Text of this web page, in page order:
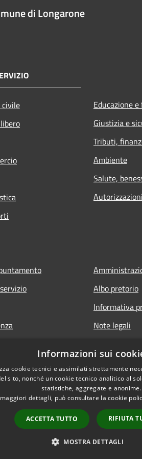
di Longarone
civile
Educazione
Giustizia e
Tributi,
Ambiente
Salute,
Autorizzazioni
Albo pretorio
Informativa
Note legali
Copyright ©
Informazioni sui
cookie tecnici e assimilati strettamente
sito, nonché un cookie tecnico analitico al
statistiche, aggregate e anonime.
dettagli, può consultare la cookie
ACCETTA TUTTO RIFIUTA
MOSTRA DETTAGLI